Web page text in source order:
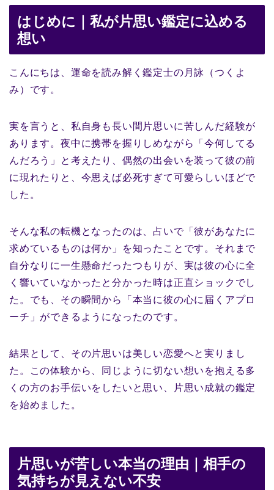
はじめに｜私が片思い鑑定に込める
想い
こんにちは、運命を読み解く鑑定士の月詠（つくよ
み）です。
実を言うと、私自身も長い間片思いに苦しんだ経験が
あります。夜中に携帯を握りしめながら「今何してる
んだろう」と考えたり、偶然の出会いを装って彼の前
に現れたりと、今思えば必死すぎて可愛らしいほどで
した。
そんな私の転機となったのは、占いで「彼があなたに
求めているものは何か」を知ったことです。それまで
自分なりに一生懸命だったつもりが、実は彼の心に全
く響いていなかったと分かった時は正直ショックでし
た。でも、その瞬間から「本当に彼の心に届くアプロ
ーチ」ができるようになったのです。
結果として、その片思いは美しい恋愛へと実りまし
た。この体験から、同じように切ない想いを抱える多
くの方のお手伝いをしたいと思い、片思い成就の鑑定
を始めました。
片思いが苦しい本当の理由｜相手の
気持ちが見えない不安